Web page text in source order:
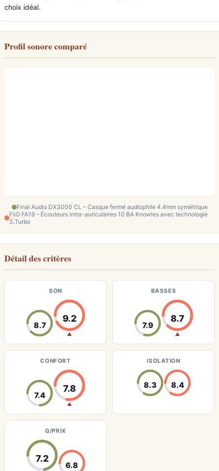
choix idéal.
Profil sonore comparé
Final Audio DX3000 CL – Casque fermé audiophile 4.4mm symétrique
FiiO FA19 – Écouteurs intra-auriculaires 10 BA Knowles avec technologie
S.Turbo
Détail des critères
SON
8.7
9.2
▲
BASSES
7.9
8.7
▲
CONFORT
7.4
7.8
▲
ISOLATION
8.3 8.4
Q/PRIX
7.2
6.8